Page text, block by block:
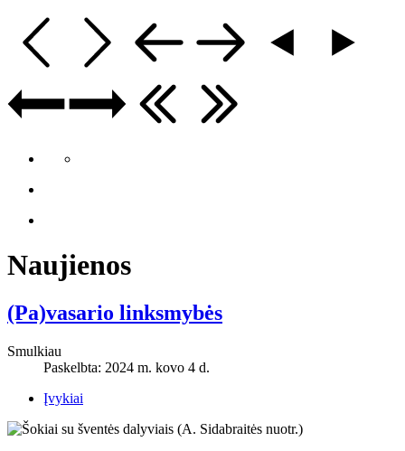
Naujienos
(Pa)vasario linksmybės
Smulkiau
Paskelbta: 2024 m. kovo 4 d.
Įvykiai